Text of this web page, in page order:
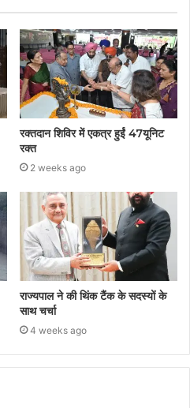
रक्तदान शिविर में एकत्र हुईं 47यूनिट
रक्त
2 weeks ago
राज्यपाल ने की थिंक टैंक के सदस्यों के
साथ चर्चा
4 weeks ago